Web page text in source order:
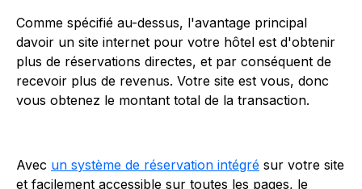
Comme spécifié au-dessus, l'avantage principal
davoir un site internet pour votre hôtel est d'obtenir
plus de réservations directes, et par conséquent de
recevoir plus de revenus. Votre site est vous, donc
vous obtenez le montant total de la transaction.
Avec un système de réservation intégré sur votre site
et facilement accessible sur toutes les pages, le